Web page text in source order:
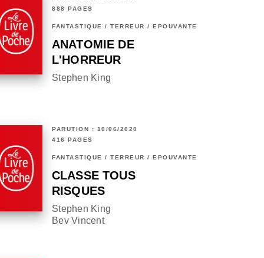
888 PAGES
FANTASTIQUE / TERREUR / EPOUVANTE
ANATOMIE DE
L'HORREUR
Stephen King
PARUTION : 10/06/2020
416 PAGES
FANTASTIQUE / TERREUR / EPOUVANTE
CLASSE TOUS
RISQUES
Stephen King
Bev Vincent